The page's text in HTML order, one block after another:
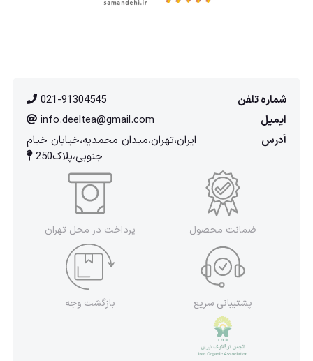
شماره تلفن
021-91304545
ایمیل
info.deeltea@gmail.com
آدرس
ایران،تهران،میدان محمدیه،خیابان خیام
جنوبی،پلاک250
ضمانت محصول پرداخت در محل تهران
پشتیبانی سریع بازگشت وجه